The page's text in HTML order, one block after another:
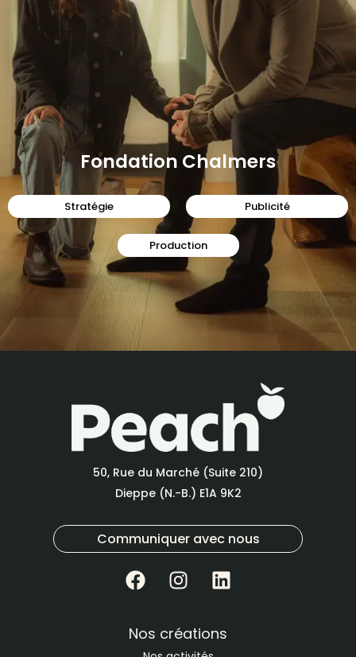
Fondation Chalmers
Stratégie Publicité
Production
50, Rue du Marché (Suite 210)
Dieppe (N.-B.) E1A 9K2
Communiquer avec nous
Nos créations